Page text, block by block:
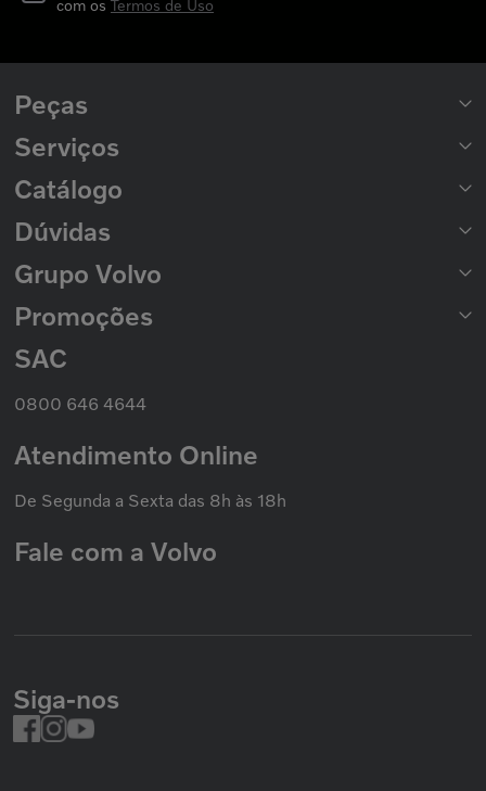
com os Termos de Uso
Peças
Peças para Caminhões
Peças para Ônibus
Serviços
Rede de Concessionárias
2ª Via de Boleto
Catálogo
Catálogo de Peças
Catálogo Nacional de Motores
Dúvidas
Formas de Pagamento
Prazo de Entrega
Trocas e Devoluções
Política de Privacidade
Cookies
Política de Garantias
Grupo Volvo
Seminovos Volvo
Volvo Caminhões
Volvo Ônibus
Grupo Volvo
Promoções
Promoção Nacional
SAC
0800 646 4644
Atendimento Online
De Segunda a Sexta das 8h às 18h
Fale com a Volvo
Siga-nos